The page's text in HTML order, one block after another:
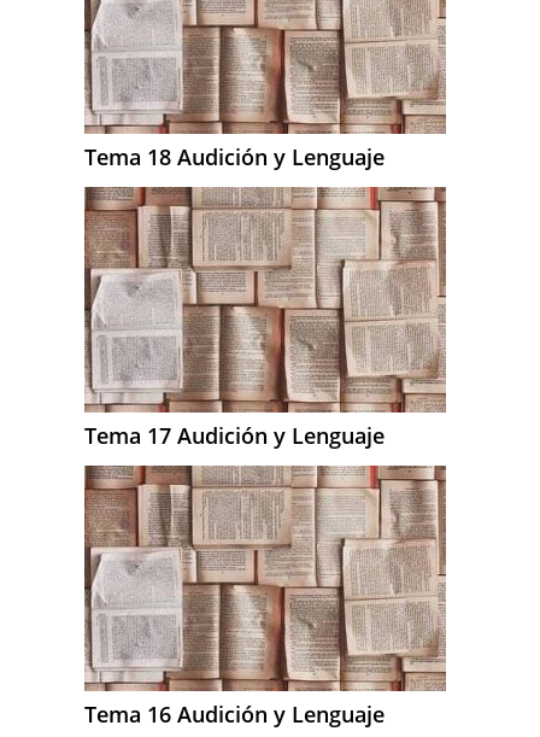
Tema 18 Audición y Lenguaje
Tema 17 Audición y Lenguaje
Tema 16 Audición y Lenguaje